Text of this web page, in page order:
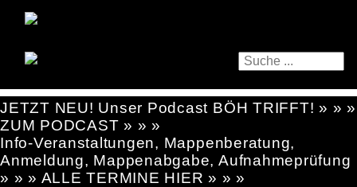
JETZT NEU! Unser Podcast BÖH TRIFFT! » » »
ZUM PODCAST » » »
Info-Veranstaltungen, Mappenberatung,
Anmeldung, Mappenabgabe, Aufnahmeprüfung
» » » ALLE TERMINE HIER » » »